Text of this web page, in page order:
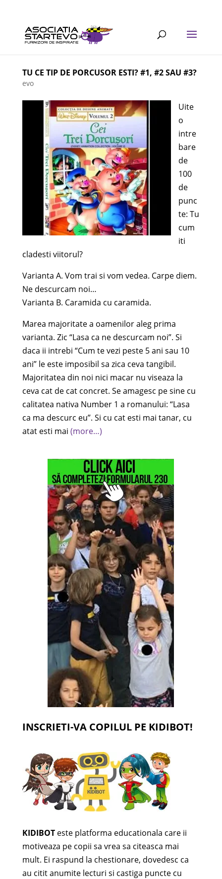
TU CE TIP DE PORCUSOR ESTI? #1, #2 SAU #3?
evo
Uite
o
intre
bare
de
100
de
punc
te: Tu
cum
iti
cladesti viitorul?
Varianta A. Vom trai si vom vedea. Carpe diem.
Ne descurcam noi…
Varianta B. Caramida cu caramida.
Marea majoritate a oamenilor aleg prima
varianta. Zic “Lasa ca ne descurcam noi”. Si
daca ii intrebi “Cum te vezi peste 5 ani sau 10
ani” le este imposibil sa zica ceva tangibil.
Majoritatea din noi nici macar nu viseaza la
ceva cat de cat concret. Se amagesc pe sine cu
calitatea nativa Number 1 a romanului: “Lasa
ca ma descurc eu”. Si cu cat esti mai tanar, cu
atat esti mai (more…)
INSCRIETI-VA COPILUL PE KIDIBOT!
KIDIBOTeste platforma educationala care ii
motiveaza pe copii sa vrea sa citeasca mai
mult. Ei raspund la chestionare, dovedesc ca
au citit anumite lecturi si castiga puncte cu